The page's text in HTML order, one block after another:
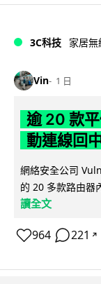
3C科技 家居無
Vin 1 日
逾 20 款
動連線回
網絡安全公司
的 20 多款路由器
讀全文
964 221 ↗